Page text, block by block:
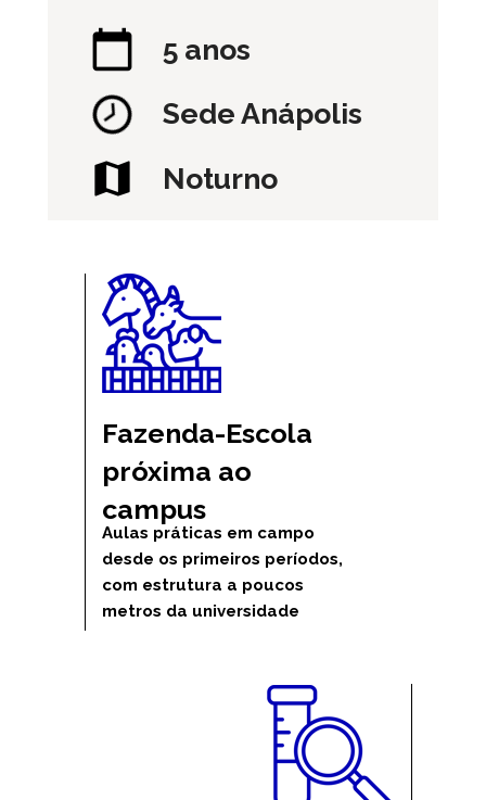
Noturno
5 anos
Sede Anápolis
Fazenda-Escola
próxima ao
campus
Aulas práticas em campo
desde os primeiros períodos,
com estrutura a poucos
metros da universidade